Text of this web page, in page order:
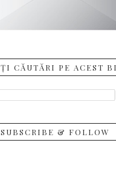
CĂUTĂRI PE ACEST
SUBSCRIBE & FOLLOW